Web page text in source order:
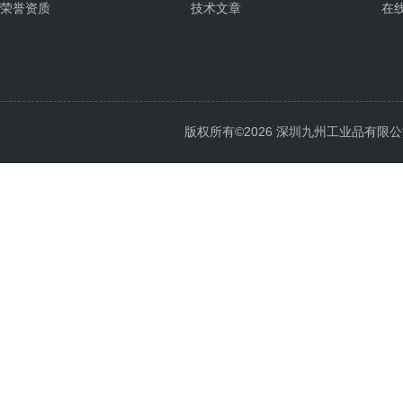
荣誉资质
技术文章
在
版权所有©2026 深圳九州工业品有限